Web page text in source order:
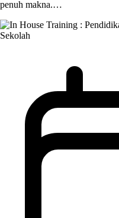
penuh makna.…
Sekolah